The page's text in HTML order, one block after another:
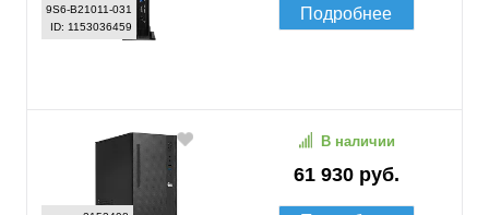
9S6-B21011-031
ID: 1153036459
Подробнее
61 930 руб.
В наличии